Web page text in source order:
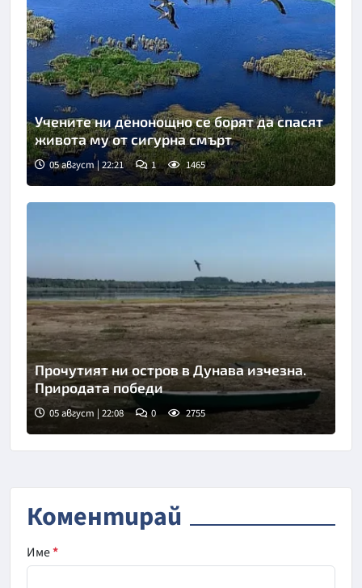
Учените ни денонощно се борят да спасят
живота му от сигурна смърт
05 август | 22:21 1 1465
Прочутият ни остров в Дунава изчезна.
Природата победи
05 август | 22:08 0 2755
Коментирай
Име*